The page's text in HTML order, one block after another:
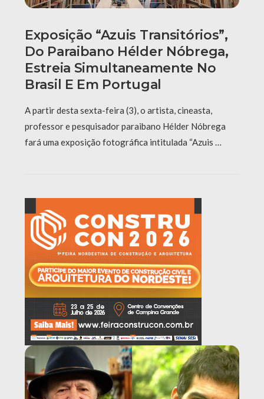
Exposição “Azuis Transitórios”,
Do Paraibano Hélder Nóbrega,
Estreia Simultaneamente No
Brasil E Em Portugal
A partir desta sexta-feira (3), o artista, cineasta,
professor e pesquisador paraibano Hélder Nóbrega
fará uma exposição fotográfica intitulada “Azuis …